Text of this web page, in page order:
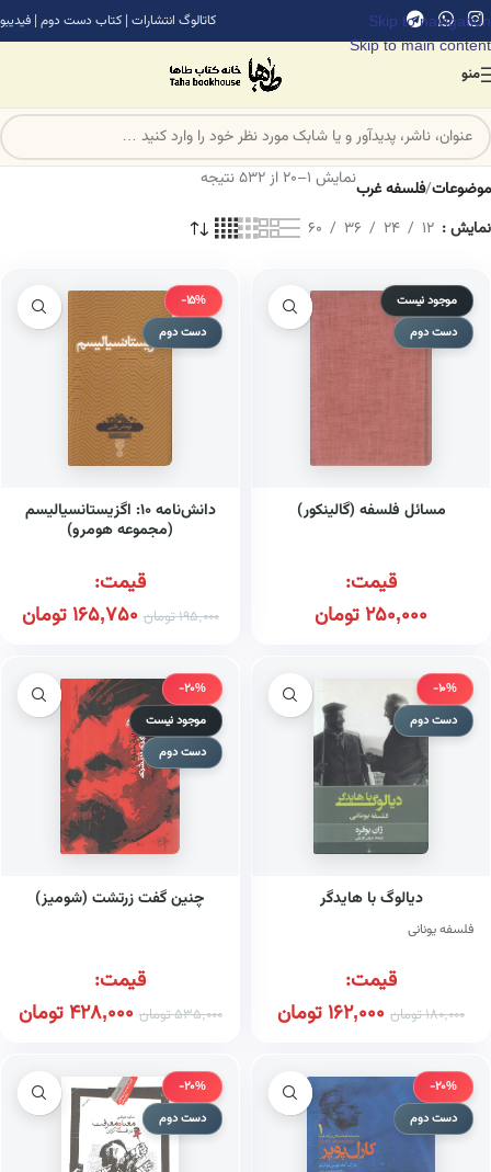
Skip to navigation
Skip to main content
کاتالوگ انتشارات | کتاب دست دوم | فیدیبو
منو
موضوعات/فلسفه غربنمایش 1–20 از 532 نتیجه
نمایش 12
24
36
60
موجود نیست
دست دوم
مسائل فلسفه (گالینکور)
قیمت:
250,000تومان
-15%
دست دوم
دانش‌نامه ۱۰: اگزیستانسیالیسم
(مجموعه هومرو)
قیمت:
195,000تومان 165,750تومان
-10%
دست دوم
دیالوگ با هایدگر
فلسفه یونانی
قیمت:
180,000تومان 162,000تومان
-20%
موجود نیست
دست دوم
چنین گفت زرتشت (شومیز)
قیمت:
535,000تومان 428,000تومان
-20%
دست دوم
-20%
دست دوم